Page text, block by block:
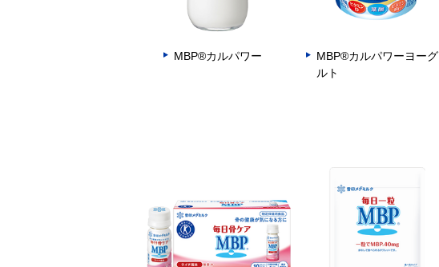
MBP®カルパワー
MBP®カルパワーヨーグ
ルト